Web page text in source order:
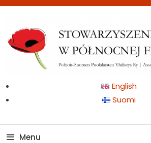
Skip
Content
Stowarzyszenie
Northern Finland
English
Suomi
Menu